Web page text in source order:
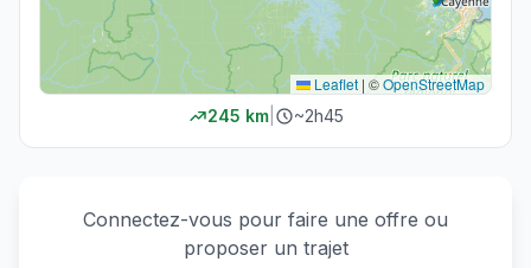
Leaflet | ©OpenStreetMap
245 km| ~2h45
Connectez-vous pour faire une offre ou
proposer un trajet